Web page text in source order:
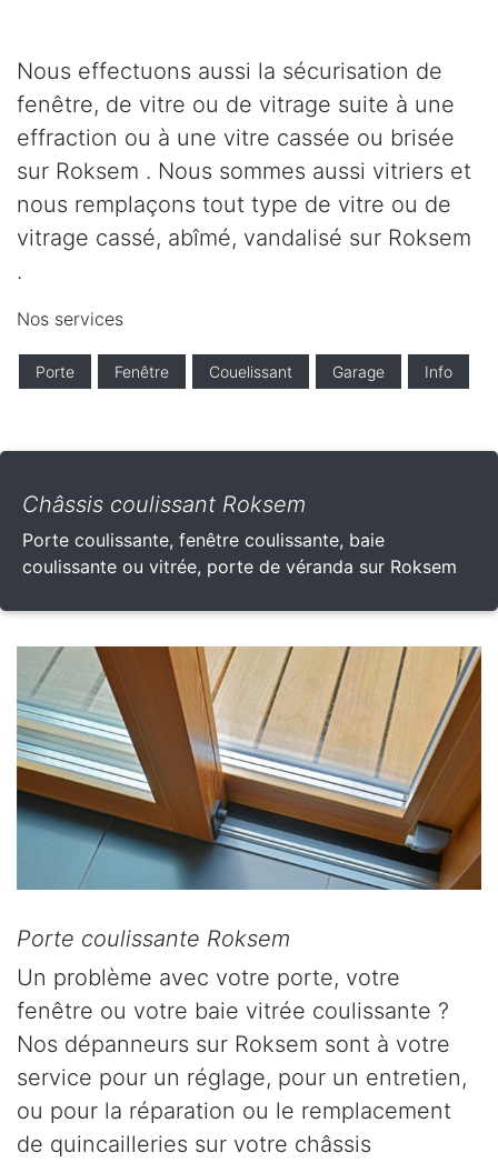
Nous effectuons aussi la sécurisation de
fenêtre, de vitre ou de vitrage suite à une
effraction ou à une vitre cassée ou brisée
sur Roksem . Nous sommes aussi vitriers et
nous remplaçons tout type de vitre ou de
vitrage cassé, abîmé, vandalisé sur Roksem
.
Nos services
Porte Fenêtre Couelissant Garage Info
Châssis coulissant Roksem
Porte coulissante, fenêtre coulissante, baie
coulissante ou vitrée, porte de véranda sur Roksem
Porte coulissante Roksem
Un problème avec votre porte, votre
fenêtre ou votre baie vitrée coulissante ?
Nos dépanneurs sur Roksem sont à votre
service pour un réglage, pour un entretien,
ou pour la réparation ou le remplacement
de quincailleries sur votre châssis